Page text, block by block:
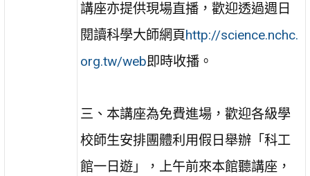
講座亦提供現場直播，歡迎透過週日
閱讀科學大師網頁http://science.nchc.
org.tw/web即時收播。
三、本講座為免費進場，歡迎各級學
校師生安排團體利用假日舉辦「科工
館一日遊」，上午前來本館聽講座，